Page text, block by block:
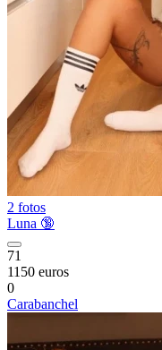
2 fotos
Luna 🔞
71
1150 euros
0
Carabanchel